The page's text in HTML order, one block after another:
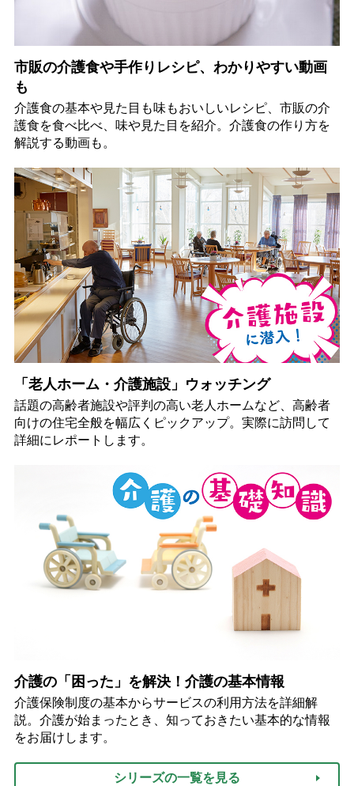
市販の介護食や手作りレシピ、わかりやすい動画
も
介護食の基本や見た目も味もおいしいレシピ、市販の介
護食を食べ比べ、味や見た目を紹介。介護食の作り方を
解説する動画も。
「老人ホーム・介護施設」ウォッチング
話題の高齢者施設や評判の高い老人ホームなど、高齢者
向けの住宅全般を幅広くピックアップ。実際に訪問して
詳細にレポートします。
介護の「困った」を解決！介護の基本情報
介護保険制度の基本からサービスの利用方法を詳細解
説。介護が始まったとき、知っておきたい基本的な情報
をお届けします。
シリーズの一覧を見る